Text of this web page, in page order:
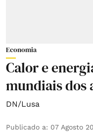
Economia
Calor e
mundiais dos
DN/Lusa
Publicado a: 07 Agosto